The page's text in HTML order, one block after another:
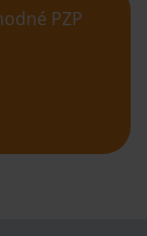
PZP